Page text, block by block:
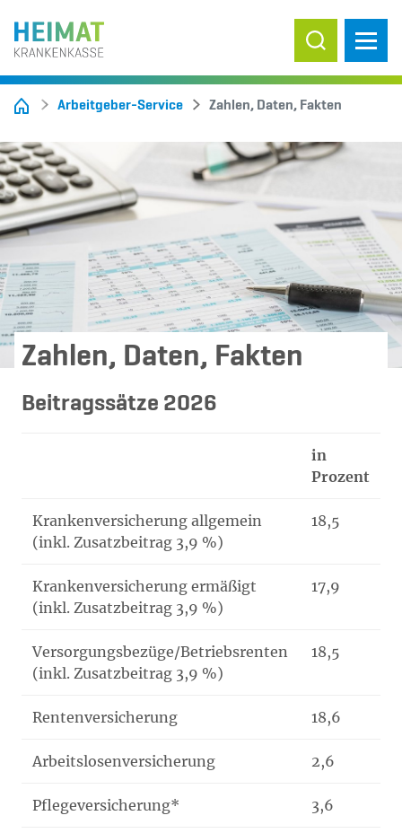
Suche ein-/
Arbeitgeber-Service Zahlen, Daten, Fakten
Zahlen, Daten, Fakten
Beitragssätze 2026
in
Prozent
Krankenversicherung allgemein
(inkl. Zusatzbeitrag 3,9 %)
18,5
Krankenversicherung ermäßigt
(inkl. Zusatzbeitrag 3,9 %)
17,9
Versorgungsbezüge/Betriebsrenten
(inkl. Zusatzbeitrag 3,9 %)
18,5
Rentenversicherung 18,6
Arbeitslosenversicherung 2,6
Pflegeversicherung* 3,6